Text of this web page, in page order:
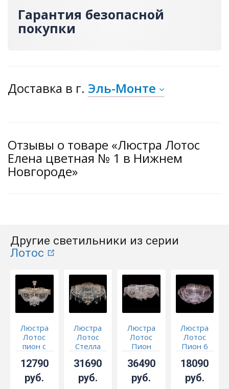
Гарантия безопасной
покупки
Доставка в г. Эль-Монте
Отзывы о товаре «Люстра Лотос
Елена цветная № 1 в Нижнем
Новгороде»
Другие светильники из серии
Лотос
Люстра
Лотос
пион с
12790
руб.
Люстра
Лотос
Стелла
700 мм
31690
руб.
Люстра
Лотос
Пион
36490
руб.
Люстра
Лотос
Пион 6
18090
руб.